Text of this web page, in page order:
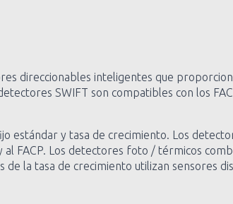
direccionables inteligentes que
SWIFT son compatibles con los
estándar y tasa de crecimiento. Los
FACP. Los detectores foto / térmicos
la tasa de crecimiento utilizan sensores